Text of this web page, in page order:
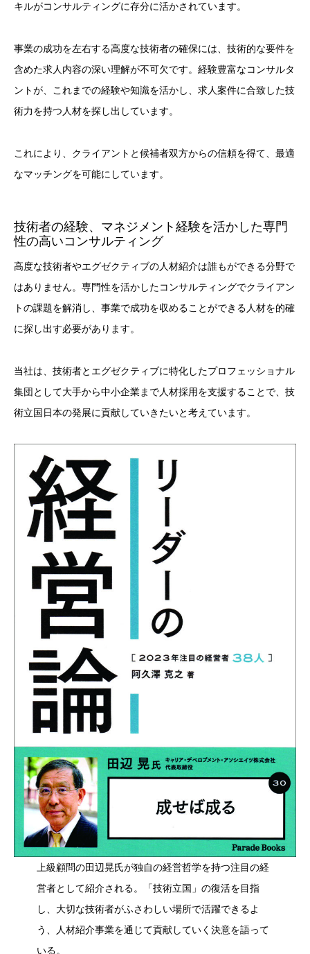
キルがコンサルティングに存分に活かされています。
事業の成功を左右する高度な技術者の確保には、技術的な要件を
含めた求人内容の深い理解が不可欠です。経験豊富なコンサルタ
ントが、これまでの経験や知識を活かし、求人案件に合致した技
術力を持つ人材を探し出しています。
これにより、クライアントと候補者双方からの信頼を得て、最適
なマッチングを可能にしています。
技術者の経験、マネジメント経験を活かした専門
性の高いコンサルティング
高度な技術者やエグゼクティブの人材紹介は誰もができる分野で
はありません。専門性を活かしたコンサルティングでクライアン
トの課題を解消し、事業で成功を収めることができる人材を的確
に探し出す必要があります。
当社は、技術者とエグゼクティブに特化したプロフェッショナル
集団として大手から中小企業まで人材採用を支援することで、技
術立国日本の発展に貢献していきたいと考えています。
上級顧問の田辺晃氏が独自の経営哲学を持つ注目の経
営者として紹介される。「技術立国」の復活を目指
し、大切な技術者がふさわしい場所で活躍できるよ
う、人材紹介事業を通じて貢献していく決意を語って
いる。